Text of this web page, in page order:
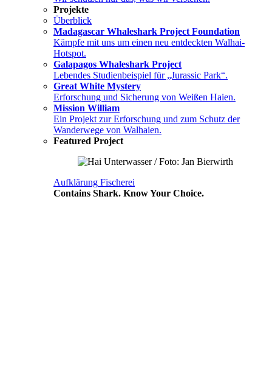
Projekte
Überblick
Madagascar Whaleshark Project Foundation
Kämpfe mit uns um einen neu entdeckten Walhai-
Hotspot.
Galapagos Whaleshark Project
Lebendes Studienbeispiel für „Jurassic Park“.
Great White Mystery
Erforschung und Sicherung von Weißen Haien.
Mission William
Ein Projekt zur Erforschung und zum Schutz der
Wanderwege von Walhaien.
Featured Project
Aufklärung Fischerei
Contains Shark. Know Your Choice.